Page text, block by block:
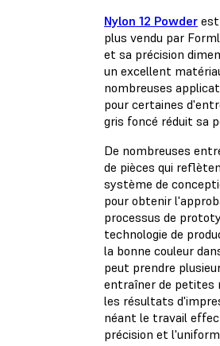
Nylon 12 Powder
plus vendu par
et sa précision
un excellent
nombreuses
pour certaines
gris foncé réduit sa
De nombreuses
de pièces qui
système de
pour obtenir
processus de
technologie de
la bonne couleur
peut prendre
entraîner de petites
les résultats
néant le travail
précision et